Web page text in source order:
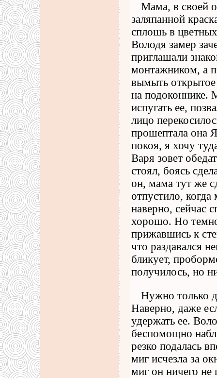
Мама, в своей
заляпанной
сплошь в
Володя замер
приглашали
монтажником, а
вымыть
на подоконнике.
испугать ее,
лицо
прошептала она
покоя, я хочу
Варя зовет
стоял, боясь
он, мама тут же
отпустило, когда
наверно, сейчас
хорошо. Но
прижавшись к
что раздавался
бликует,
получилось, но
Нужно только
Наверно, даже
удержать ее.
беспомощно
резко подалась
миг исчезла за
миг он ничего не